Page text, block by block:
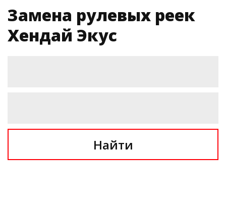
Замена рулевых реек
Хендай Экус
Найти